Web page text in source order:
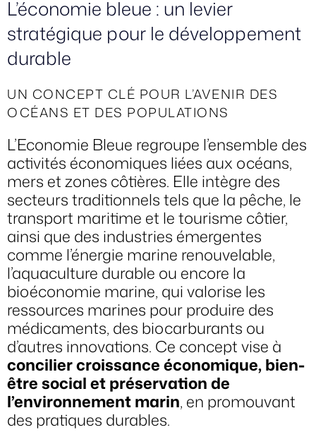
L’économie bleue : un levier
stratégique pour le développement
durable
UN CONCEPT CLÉ POUR L’AVENIR DES
OCÉANS ET DES POPULATIONS
L’Economie Bleue regroupe l’ensemble des
activités économiques liées aux océans,
mers et zones côtières. Elle intègre des
secteurs traditionnels tels que la pêche, le
transport maritime et le tourisme côtier,
ainsi que des industries émergentes
comme l’énergie marine renouvelable,
l’aquaculture durable ou encore la
bioéconomie marine, qui valorise les
ressources marines pour produire des
médicaments, des biocarburants ou
d’autres innovations. Ce concept vise à
concilier croissance économique, bien-
être social et préservation de
l’environnement marin, en promouvant
des pratiques durables.